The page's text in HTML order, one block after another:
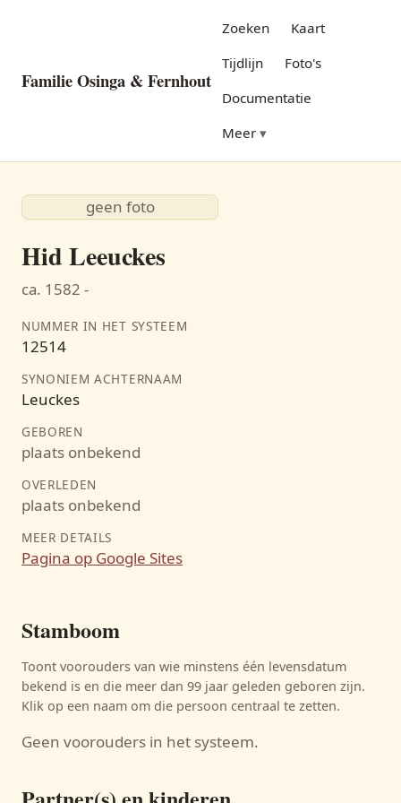
Familie Osinga & Fernhout
Zoeken
Kaart
Tijdlijn
Foto's
Documentatie
Meer
geen foto
Hid Leeuckes
ca. 1582 -
NUMMER IN HET SYSTEEM
12514
SYNONIEM ACHTERNAAM
Leuckes
GEBOREN
plaats onbekend
OVERLEDEN
plaats onbekend
MEER DETAILS
Pagina op Google Sites
Stamboom
Toont voorouders van wie minstens één levensdatum
bekend is en die meer dan 99 jaar geleden geboren zijn.
Klik op een naam om die persoon centraal te zetten.
Geen voorouders in het systeem.